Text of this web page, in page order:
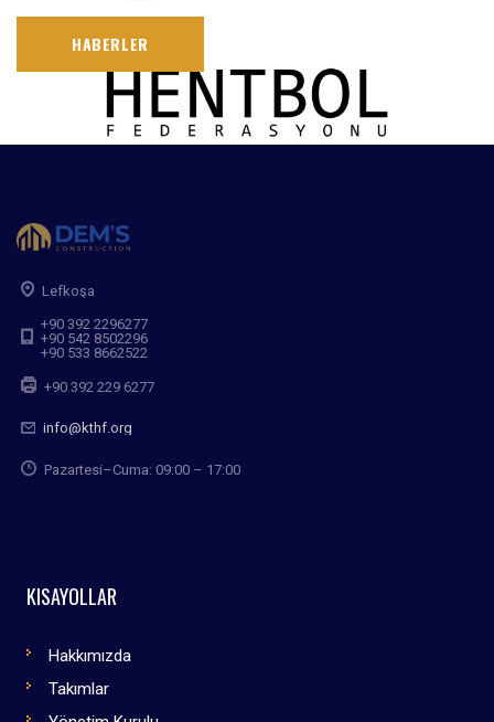
HABERLER
Lefkoşa
+90 392 2296277
+90 542 8502296
+90 533 8662522
+90 392 229 6277
info@kthf.org
Pazartesi–Cuma: 09:00 – 17:00
KISAYOLLAR
Hakkımızda
Takımlar